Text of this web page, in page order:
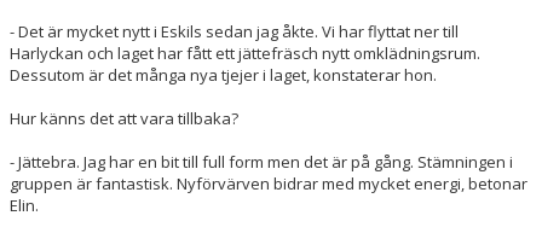
DAM AKADEMI - DIVISION 2
- Det är mycket nytt i Eskils sedan jag åkte. Vi har flyttat ner till
Harlyckan och laget har fått ett jättefräsch nytt omklädningsrum.
Dessutom är det många nya tjejer i laget, konstaterar hon.
Hur känns det att vara tillbaka?
- Jättebra. Jag har en bit till full form men det är på gång. Stämningen i
gruppen är fantastisk. Nyförvärven bidrar med mycket energi, betonar
Elin.